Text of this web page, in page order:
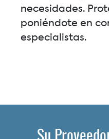
necesidades.
poniéndote en
especialistas.